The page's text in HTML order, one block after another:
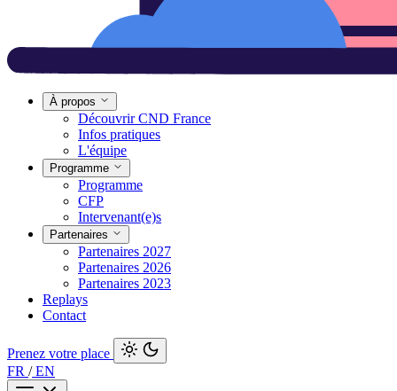
À propos
Découvrir CND France
Infos pratiques
L'équipe
Programme
Programme
CFP
Intervenant(e)s
Partenaires
Partenaires 2027
Partenaires 2026
Partenaires 2023
Replays
Contact
Prenez votre place
FR /EN